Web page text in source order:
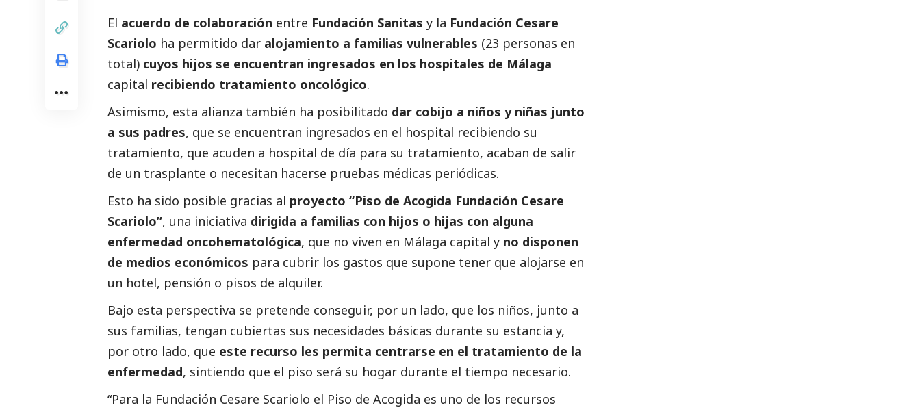
El acuerdo de colaboración entre Fundación Sanitas y la Fundación Cesare
Scariolo ha permitido dar alojamiento a familias vulnerables (23 personas en
total) cuyos hijos se encuentran ingresados en los hospitales de Málaga
capital recibiendo tratamiento oncológico.
Asimismo, esta alianza también ha posibilitado dar cobijo a niños y niñas junto
a sus padres, que se encuentran ingresados en el hospital recibiendo su
tratamiento, que acuden a hospital de día para su tratamiento, acaban de salir
de un trasplante o necesitan hacerse pruebas médicas periódicas.
Esto ha sido posible gracias al proyecto “Piso de Acogida Fundación Cesare
Scariolo”, una iniciativa dirigida a familias con hijos o hijas con alguna
enfermedad oncohematológica, que no viven en Málaga capital y no disponen
de medios económicos para cubrir los gastos que supone tener que alojarse en
un hotel, pensión o pisos de alquiler.
Bajo esta perspectiva se pretende conseguir, por un lado, que los niños, junto a
sus familias, tengan cubiertas sus necesidades básicas durante su estancia y,
por otro lado, que este recurso les permita centrarse en el tratamiento de la
enfermedad, sintiendo que el piso será su hogar durante el tiempo necesario.
“Para la Fundación Cesare Scariolo el Piso de Acogida es uno de los recursos